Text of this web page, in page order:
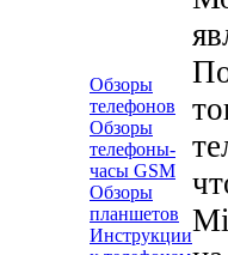
Обзоры
телефонов
Обзоры
телефоны-
часы GSM
Обзоры
планшетов
Инструкции